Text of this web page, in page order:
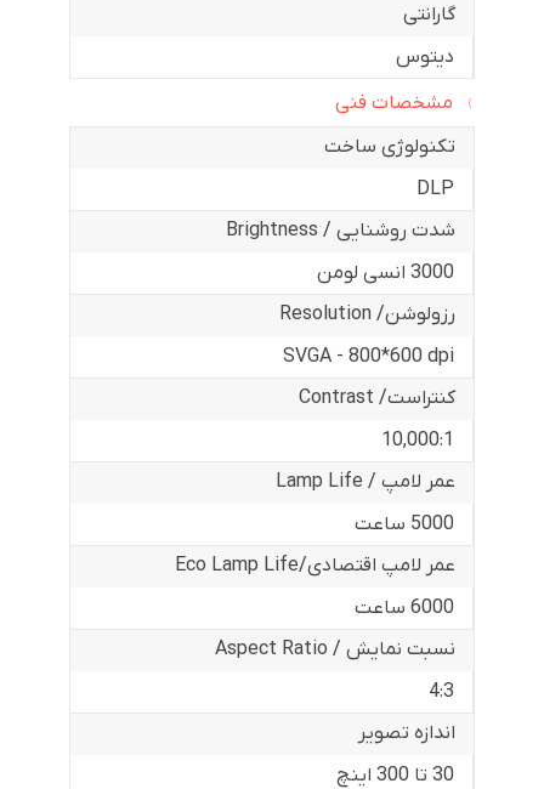
گارانتی
دیتوس
مشخصات فنی
تکنولوژی ساخت
DLP
شدت روشنایی / Brightness
3000 انسی لومن
رزولوشن/ Resolution
SVGA - 800*600 dpi
کنتراست/ Contrast
10,000:1
عمر لامپ / Lamp Life
5000 ساعت
عمر لامپ اقتصادی/Eco Lamp Life
6000 ساعت
نسبت نمایش / Aspect Ratio
4:3
اندازه تصویر
30 تا 300 اینچ